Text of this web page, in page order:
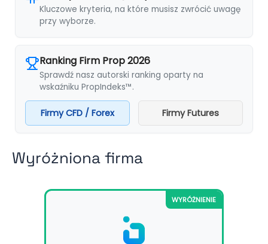
Kluczowe kryteria, na które musisz zwrócić uwagę
przy wyborze.
Ranking Firm Prop 2026
Sprawdź nasz autorski ranking oparty na
wskaźniku PropIndeks™.
Firmy CFD / Forex Firmy Futures
Wyróżniona firma
WYRÓŻNIENIE